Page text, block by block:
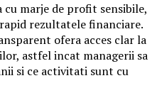
marje de profit sensibile,
rezultatele financiare.
ofera acces clar la
astfel incat managerii sa
si ce activitati sunt cu